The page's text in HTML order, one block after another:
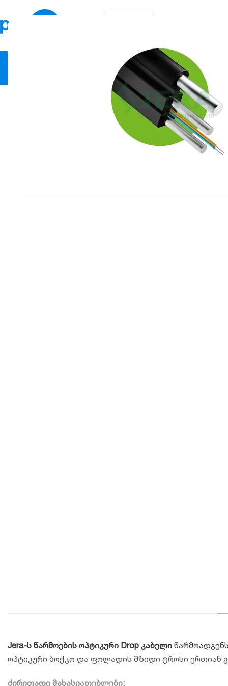
ქსელური მოწყობილობები
Jera-ს წარმოების ოპტიკური Drop კაბელი
ოპტიკური ბოჭკო და ფოლადის მზიდი ტროსი ერთიან
ძირითადი მახასიათებლები: